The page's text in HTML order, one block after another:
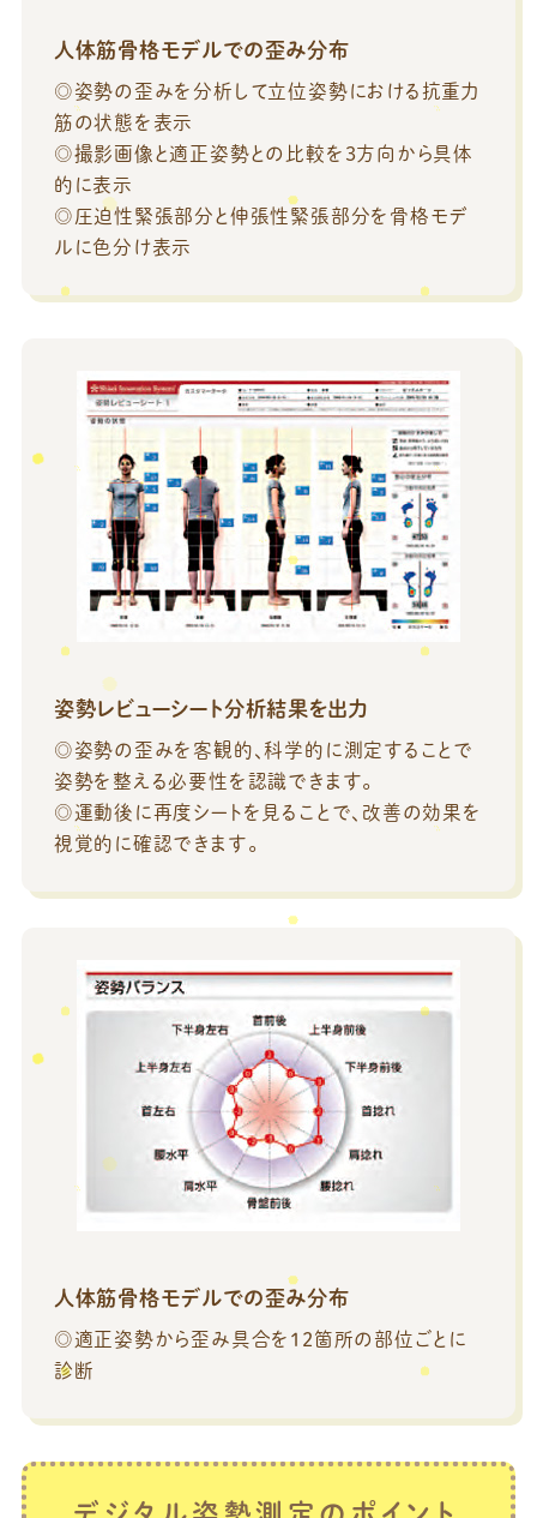
人体筋骨格モデルでの歪み分布
◎姿勢の歪みを分析して立位姿勢における抗重力
筋の状態を表示
◎撮影画像と適正姿勢との比較を3方向から具体
的に表示
◎圧迫性緊張部分と伸張性緊張部分を骨格モデ
ルに色分け表示
姿勢レビューシート分析結果を出力
◎姿勢の歪みを客観的、科学的に測定することで
姿勢を整える必要性を認識できます。
◎運動後に再度シートを見ることで、改善の効果を
視覚的に確認できます。
人体筋骨格モデルでの歪み分布
◎適正姿勢から歪み具合を12箇所の部位ごとに
診断